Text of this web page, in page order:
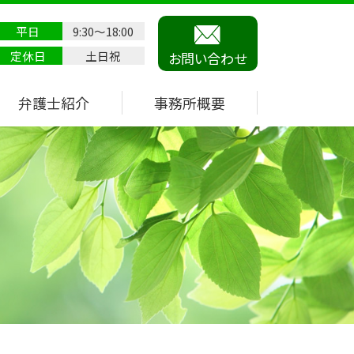
平日
9:30～18:00
定休日
土日祝 お問い合わせ
弁護士紹介 事務所概要